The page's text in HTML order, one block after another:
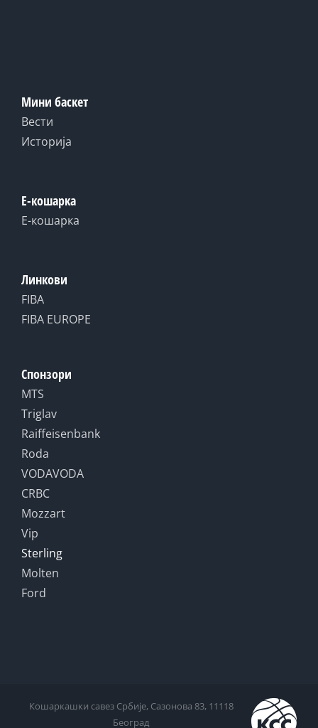
Мини баскет
Вести
Историја
Е-кошарка
Е-кошарка
Линкови
FIBA
FIBA EUROPE
Спонзори
MTS
Triglav
Raiffeisenbank
Roda
VODAVODA
CRBC
Mozzart
Vip
Sterling
Molten
Ford
Кошаркашки савез Србије, Сазонова 83, 11118
Београд